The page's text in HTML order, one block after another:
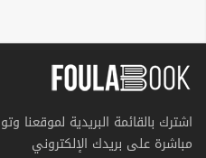
اشترك بالقائمة البريدية لموقعنا
مباشرة على بريدك الإلكتروني